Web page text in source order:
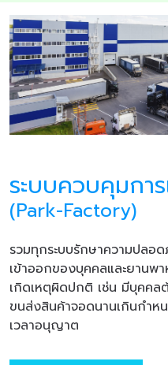
ระบบควบคุมกา
(Park-Factory)
รวมทุกระบบรักษาความปลอ
เข้าออกของบุคคลและยานพ
เกิดเหตุผิดปกติ เช่น มีบุคคล
ขนส่งสินค้าจอดนานเกินกำ
เวลาอนุญาต